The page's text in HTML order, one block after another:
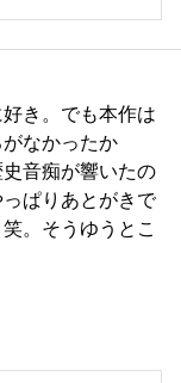
き。でも本作は
なかったか
音痴が響いたの
ぱりあとがきで
。そうゆうとこ